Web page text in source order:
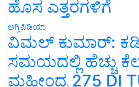
ಹೊಸ ಎತ್ತರಗಳಿಗೆ
ಅಗ್ರಿಪಿಡಿಯಾ
ವಿಮಲ್ ಕುಮಾರ್:
ಸಮಯದಲ್ಲಿ ಹೆಚ್ಚು
ಮಹೀಂದ್ರ 275 DI